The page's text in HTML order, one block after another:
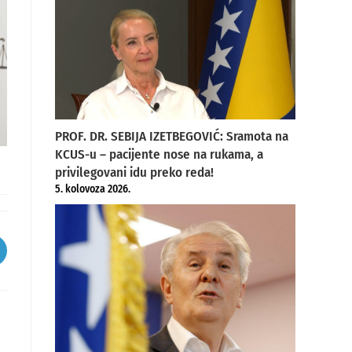
PROF. DR. SEBIJA IZETBEGOVIĆ: Sramota na
KCUS-u – pacijente nose na rukama, a
privilegovani idu preko reda!
5. kolovoza 2026.